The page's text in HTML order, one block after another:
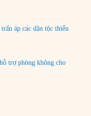
áp các dân tộc thiểu
trợ phòng không cho